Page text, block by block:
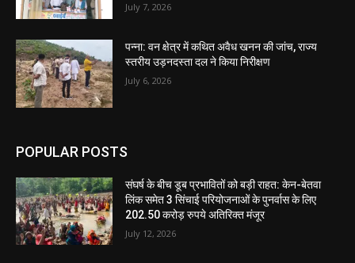
July 7, 2026
पन्ना: वन क्षेत्र में कथित अवैध खनन की जांच, राज्य
स्तरीय उड़नदस्ता दल ने किया निरीक्षण
July 6, 2026
POPULAR POSTS
संघर्ष के बीच डूब प्रभावितों को बड़ी राहत: केन-बेतवा
लिंक समेत 3 सिंचाई परियोजनाओं के पुनर्वास के लिए
202.50 करोड़ रुपये अतिरिक्त मंजूर
July 12, 2026